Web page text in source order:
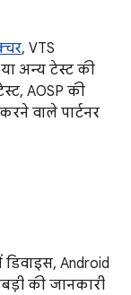
, VTS
या अन्य टेस्ट की
AOSP की
वाले पार्टनर
Android
की जानकारी